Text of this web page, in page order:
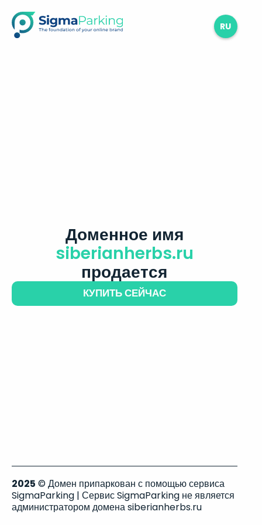
RU
Доменное имя
siberianherbs.ru
продается
КУПИТЬ СЕЙЧАС
2025 © Домен припаркован с помощью сервиса
SigmaParking | Сервис SigmaParking не является
администратором домена siberianherbs.ru